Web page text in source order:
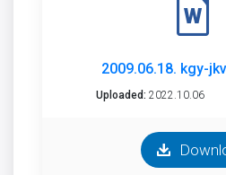
2009.06.18. kgy-
Uploaded: 2022.10.06